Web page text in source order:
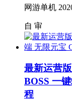
网游单机
自 审
最新运营
BOSS 一
程